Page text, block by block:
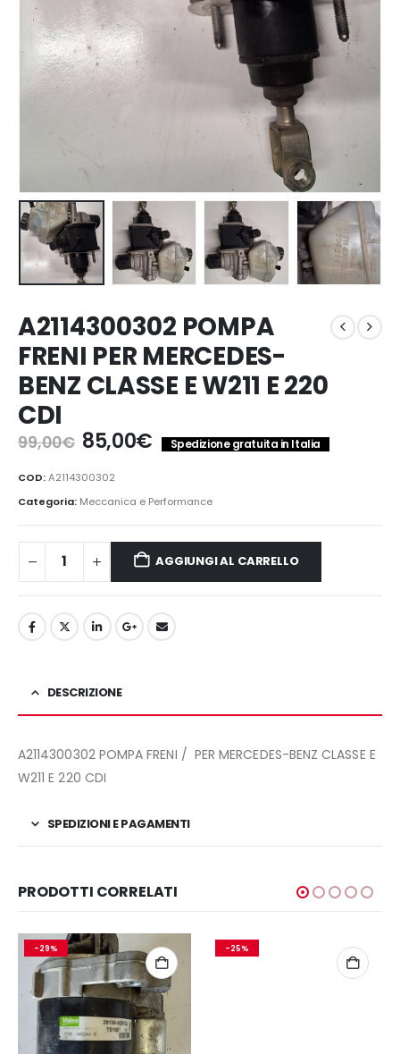
A2114300302 POMPA
FRENI PER MERCEDES-
BENZ CLASSE E W211 E 220
CDI
99,00€ Il
prezzo
originale
era:
99,00€.
85,00€Il
prezzo
è:
85,00€.
Spedizione gratuita in Italia
COD:A2114300302
Categoria: Meccanica e Performance
AGGIUNGI AL CARRELLO
DESCRIZIONE
A2114300302 POMPA FRENI / PER MERCEDES-BENZ CLASSE E
W211 E 220 CDI
SPEDIZIONI E PAGAMENTI
PRODOTTI CORRELATI
-29% -25%